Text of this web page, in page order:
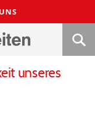
unseres